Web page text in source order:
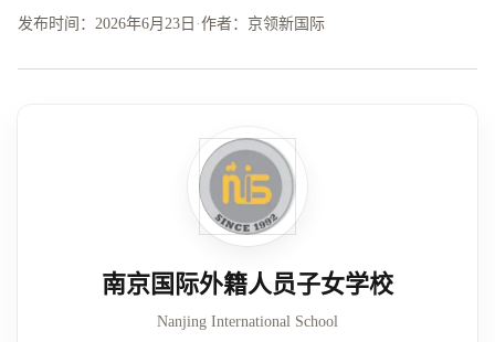
发布时间： 2026年6月23日 ·作者：京领新国际
南京国际外籍人员子女学校
Nanjing International School